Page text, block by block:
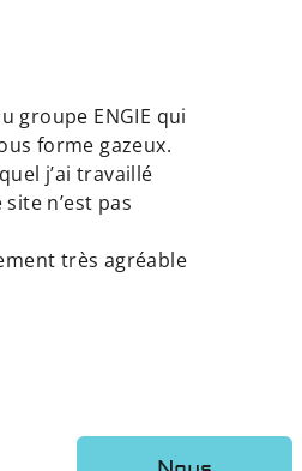
groupe ENGIE qui
forme gazeux.
j’ai travaillé
n’est pas
très agréable